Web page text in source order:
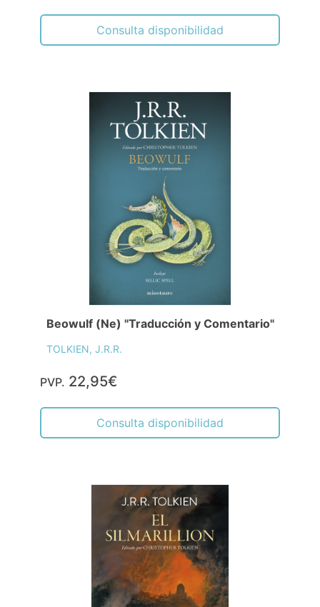
Consulta disponibilidad
Beowulf (Ne) "Traducción y Comentario"
TOLKIEN, J.R.R.
PVP. 22,95€
Consulta disponibilidad